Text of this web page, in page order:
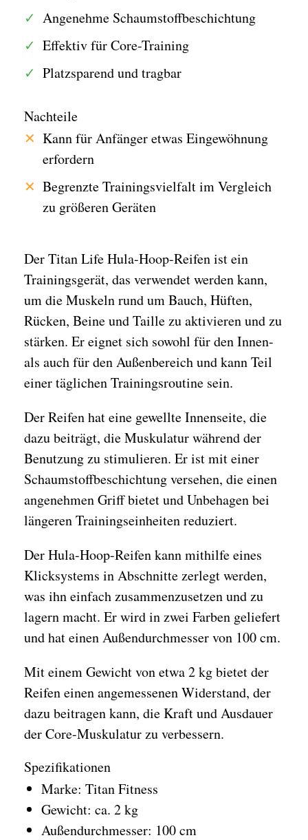
Der Titan Life Hula-Hoop-Reifen ist ein
Trainingsgerät, das verwendet werden kann,
um die Muskeln rund um Bauch, Hüften,
Rücken, Beine und Taille zu aktivieren und zu
stärken. Er eignet sich sowohl für den Innen-
als auch für den Außenbereich und kann Teil
einer täglichen Trainingsroutine sein.
Der Reifen hat eine gewellte Innenseite, die
dazu beiträgt, die Muskulatur während der
Benutzung zu stimulieren. Er ist mit einer
Schaumstoffbeschichtung versehen, die einen
angenehmen Griff bietet und Unbehagen bei
längeren Trainingseinheiten reduziert.
Der Hula-Hoop-Reifen kann mithilfe eines
Klicksystems in Abschnitte zerlegt werden,
was ihn einfach zusammenzusetzen und zu
lagern macht. Er wird in zwei Farben geliefert
und hat einen Außendurchmesser von 100 cm.
Mit einem Gewicht von etwa 2 kg bietet der
Reifen einen angemessenen Widerstand, der
dazu beitragen kann, die Kraft und Ausdauer
der Core-Muskulatur zu verbessern.
Angenehme Schaumstoffbeschichtung
Effektiv für Core-Training
Platzsparend und tragbar
Nachteile
Kann für Anfänger etwas Eingewöhnung
erfordern
Begrenzte Trainingsvielfalt im Vergleich
zu größeren Geräten
Spezifikationen
Marke: Titan Fitness
Gewicht: ca. 2 kg
Außendurchmesser: 100 cm